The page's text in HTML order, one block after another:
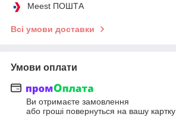
Meest ПОШТА
Всі умови доставки
Умови оплати
Ви отримаєте замовлення
або гроші повернуться на вашу картку